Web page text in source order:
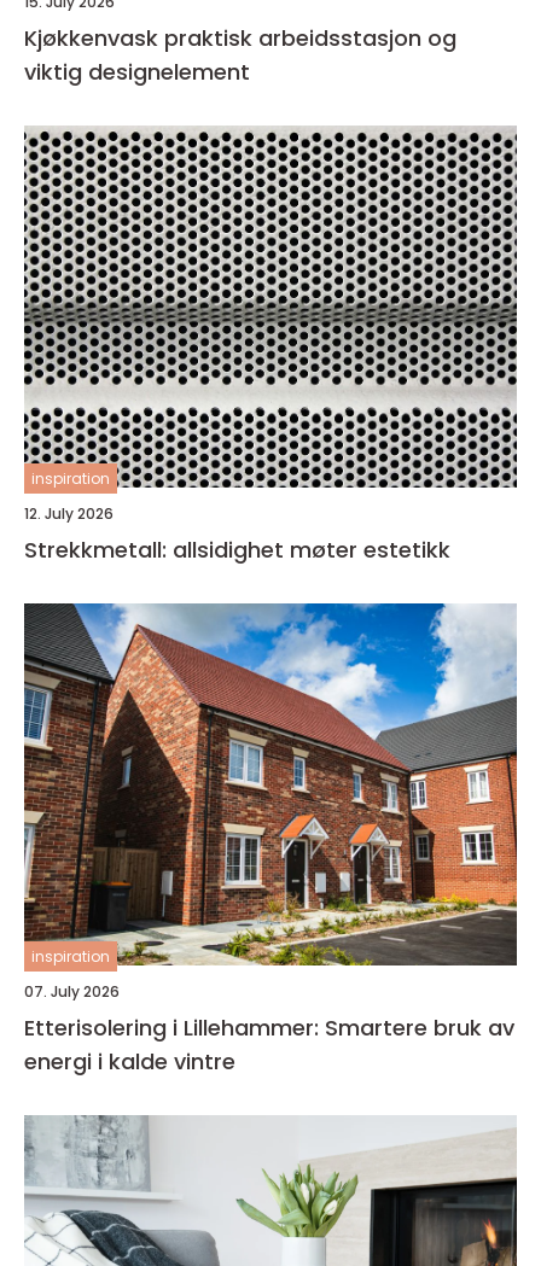
Kjøkkenvask praktisk arbeidsstasjon og
viktig designelement
inspiration
12. July 2026
Strekkmetall: allsidighet møter estetikk
inspiration
07. July 2026
Etterisolering i Lillehammer: Smartere bruk av
energi i kalde vintre